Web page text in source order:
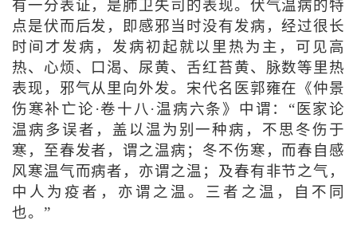
有一分表证，是肺卫失司的表现。伏气温病的特
点是伏而后发，即感邪当时没有发病，经过很长
时间才发病，发病初起就以里热为主，可见高
热、心烦、口渴、尿黄、舌红苔黄、脉数等里热
表现，邪气从里向外发。宋代名医郭雍在《仲景
伤寒补亡论·卷十八·温病六条》中谓：“医家论
温病多误者，盖以温为别一种病，不思冬伤于
寒，至春发者，谓之温病；冬不伤寒，而春自感
风寒温气而病者，亦谓之温；及春有非节之气，
中人为疫者，亦谓之温。三者之温，自不同
也。”